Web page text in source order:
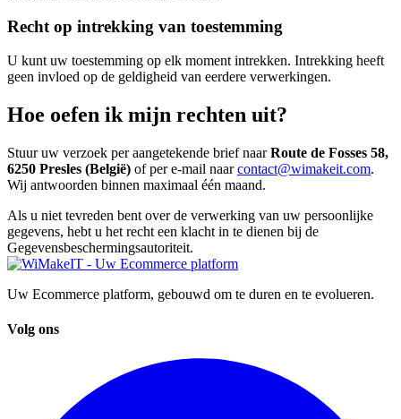
Recht op intrekking van toestemming
U kunt uw toestemming op elk moment intrekken. Intrekking heeft
geen invloed op de geldigheid van eerdere verwerkingen.
Hoe oefen ik mijn rechten uit?
Stuur uw verzoek per aangetekende brief naarRoute de Fosses 58,
6250 Presles (België) of per e-mail naarcontact@wimakeit.com.
Wij antwoorden binnen maximaal één maand.
Als u niet tevreden bent over de verwerking van uw persoonlijke
gegevens, hebt u het recht een klacht in te dienen bij de
Gegevensbeschermingsautoriteit.
Uw Ecommerce platform, gebouwd om te duren en te evolueren.
Volg ons